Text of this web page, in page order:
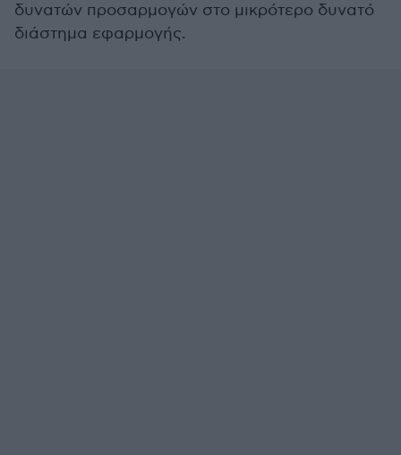
δυνατών προσαρμογών στο μικρότερο δυνατό
διάστημα εφαρμογής.